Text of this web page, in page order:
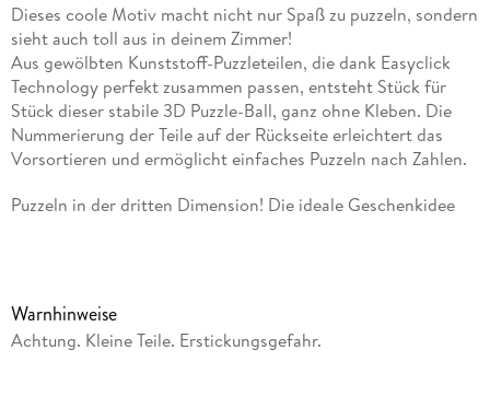
Dieses coole Motiv macht nicht nur Spaß zu puzzeln, sondern
sieht auch toll aus in deinem Zimmer!
Aus gewölbten Kunststoff-Puzzleteilen, die dank Easyclick
Technology perfekt zusammen passen, entsteht Stück für
Stück dieser stabile 3D Puzzle-Ball, ganz ohne Kleben. Die
Nummerierung der Teile auf der Rückseite erleichtert das
Vorsortieren und ermöglicht einfaches Puzzeln nach Zahlen.
Puzzeln in der dritten Dimension! Die ideale Geschenkidee
Aus 72 hochwertigen Kunststoff-Puzzleteilen entsteht Stück
für Stück ein Drachen 3D Puzzle-Ball - ein echter Hingucker
Warnhinweise
Achtung. Kleine Teile. Erstickungsgefahr.